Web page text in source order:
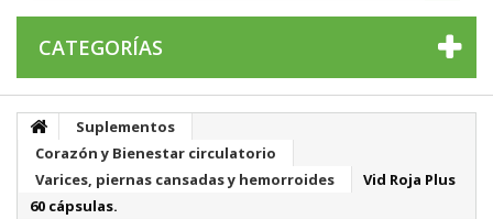
CATEGORÍAS
Suplementos
Corazón y Bienestar circulatorio
Varices, piernas cansadas y hemorroides
Vid Roja Plus
60 cápsulas.